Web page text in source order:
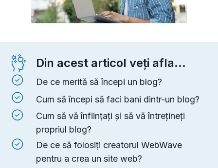
Din acest articol veți afla...
De ce merită să începi un blog?
Cum să începi să faci bani dintr-un blog?
Cum să vă înființați și să vă întrețineți
propriul blog?
De ce să folosiți creatorul WebWave
pentru a crea un site web?